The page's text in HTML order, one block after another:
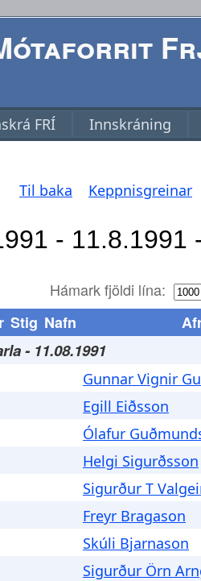
FRÍ Innskráning
Til baka Keppnisgreinar
Hámark fjöldi lína:
Stig Nafn
- 11.08.1991
Gunnar Vignir
Egill Eiðsson
Ólafur
Helgi Sigurðsson
Sigurður T
Freyr Bragason
Skúli Bjarnason
Sigurður Örn